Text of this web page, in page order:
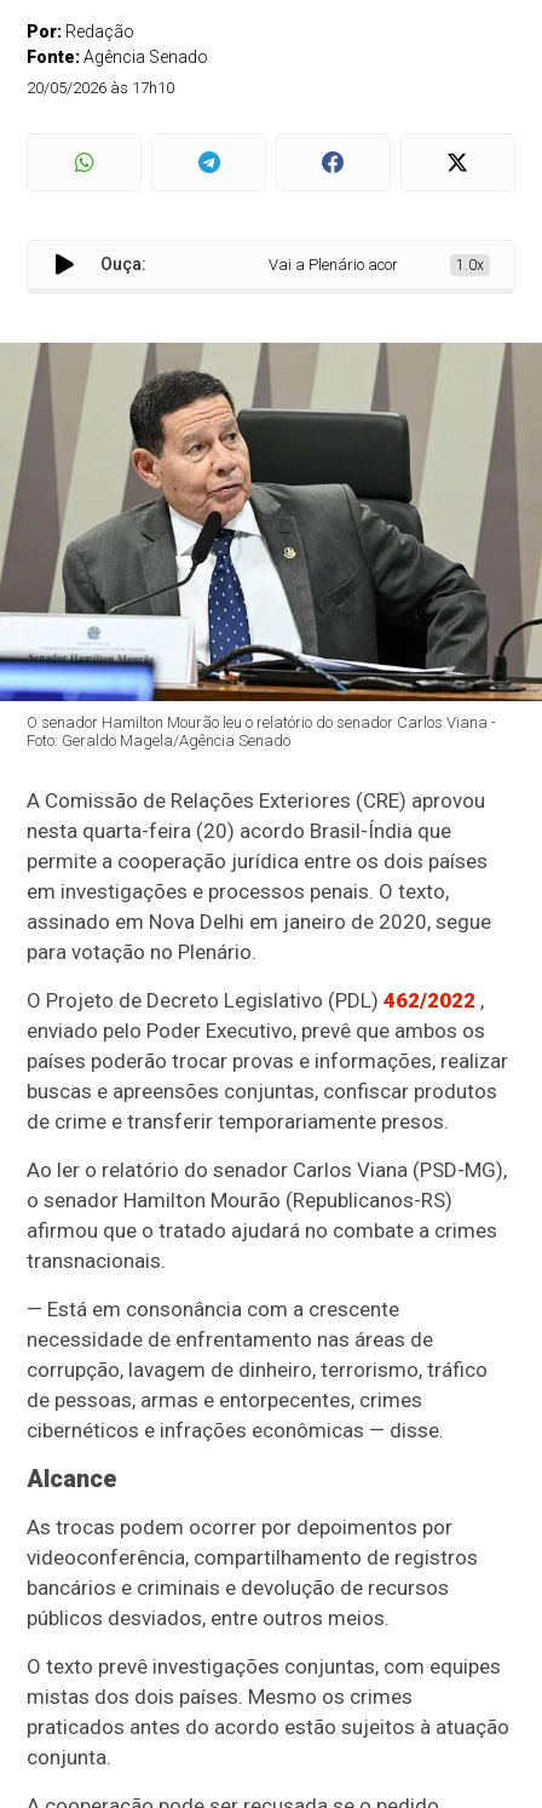
Por: Redação
Fonte:Agência Senado
20/05/2026 às 17h10
Ouça: Vai a Plenário acordo de combate ao
1.0x
O senador Hamilton Mourão leu o relatório do senador Carlos Viana -
Foto: Geraldo Magela/Agência Senado
A Comissão de Relações Exteriores (CRE) aprovou
nesta quarta-feira (20) acordo Brasil-Índia que
permite a cooperação jurídica entre os dois países
em investigações e processos penais. O texto,
assinado em Nova Delhi em janeiro de 2020, segue
para votação no Plenário.
O Projeto de Decreto Legislativo (PDL)462/2022 ,
enviado pelo Poder Executivo, prevê que ambos os
países poderão trocar provas e informações, realizar
buscas e apreensões conjuntas, confiscar produtos
de crime e transferir temporariamente presos.
Ao ler o relatório do senador Carlos Viana (PSD-MG),
o senador Hamilton Mourão (Republicanos-RS)
afirmou que o tratado ajudará no combate a crimes
transnacionais.
— Está em consonância com a crescente
necessidade de enfrentamento nas áreas de
corrupção, lavagem de dinheiro, terrorismo, tráfico
de pessoas, armas e entorpecentes, crimes
cibernéticos e infrações econômicas — disse.
Alcance
As trocas podem ocorrer por depoimentos por
videoconferência, compartilhamento de registros
bancários e criminais e devolução de recursos
públicos desviados, entre outros meios.
O texto prevê investigações conjuntas, com equipes
mistas dos dois países. Mesmo os crimes
praticados antes do acordo estão sujeitos à atuação
conjunta.